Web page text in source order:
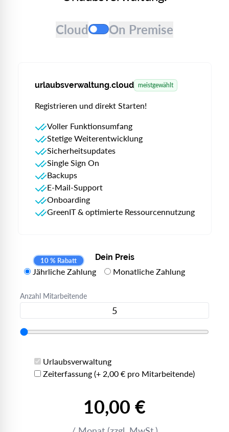
On Premise
Cloud On Premise
urlaubsverwaltung.cloud meistgewählt
Registrieren und direkt Starten!
Voller Funktionsumfang
Stetige Weiterentwicklung
Sicherheitsupdates
Single Sign On
Backups
E-Mail-Support
Onboarding
GreenIT & optimierte Ressourcennutzung
Dein Preis
Jährliche Zahlung
10 % Rabatt
Monatliche Zahlung
Anzahl Mitarbeitende
Urlaubsverwaltung
Zeiterfassung (+ 2,00 € pro Mitarbeitende)
10,00 €